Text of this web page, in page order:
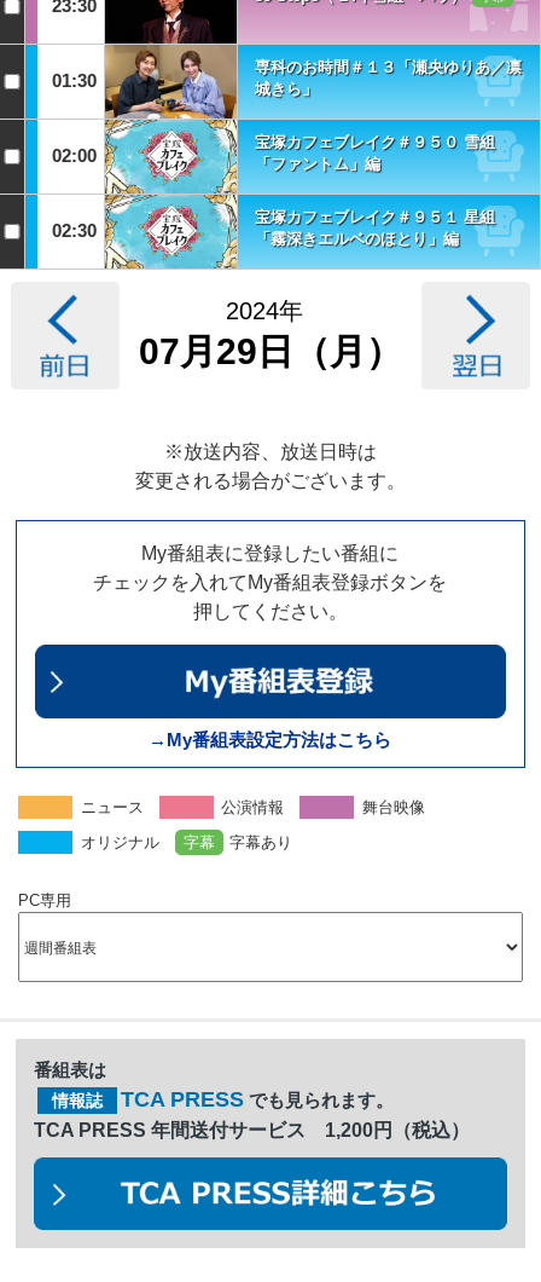
23:30
01:30
専科のお時間＃１３「瀬央ゆりあ／凛
城きら」
02:00
宝塚カフェブレイク＃９５０ 雪組
「ファントム」編
02:30
宝塚カフェブレイク＃９５１ 星組
「霧深きエルベのほとり」編
2024年
07月29日（月）
※放送内容、放送日時は
変更される場合がございます。
My番組表に登録したい番組に
チェックを入れてMy番組表登録ボタンを
押してください。
→My番組表設定方法はこちら
ニュース 公演情報
舞台映像
オリジナル
字幕 字幕あり
PC専用
番組表は
情報誌 TCA PRESS でも見られます。
TCA PRESS 年間送付サービス 1,200円（税込）